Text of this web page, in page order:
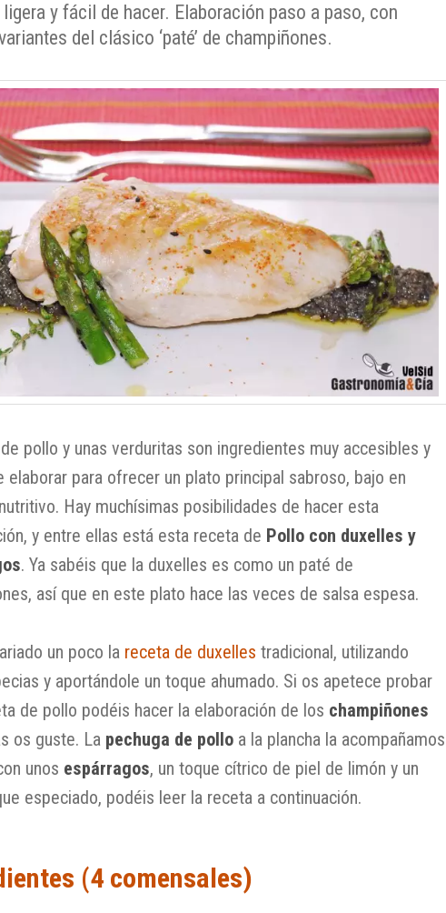
y fácil de hacer. Elaboración paso a paso, con
del clásico ‘paté’ de champiñones.
pollo y unas verduritas son ingredientes muy accesibles y
elaborar para ofrecer un plato principal sabroso, bajo en
Hay muchísimas posibilidades de hacer esta
y entre ellas está esta receta de Pollo con duxelles y
. Ya sabéis que la duxelles es como un paté de
así que en este plato hace las veces de salsa espesa.
un poco la receta de duxelles tradicional, utilizando
y aportándole un toque ahumado. Si os apetece probar
de pollo podéis hacer la elaboración de los champiñones
os guste. La pechuga de pollo a la plancha la acompañamos
unos espárragos, un toque cítrico de piel de limón y un
especiado, podéis leer la receta a continuación.
(4 comensales)